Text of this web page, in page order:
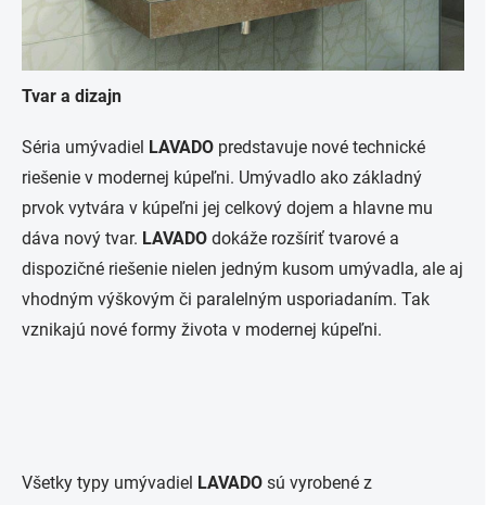
Tvar a dizajn
Séria umývadiel LAVADO predstavuje nové technické
riešenie v modernej kúpeľni. Umývadlo ako základný
prvok vytvára v kúpeľni jej celkový dojem a hlavne mu
dáva nový tvar. LAVADO dokáže rozšíriť tvarové a
dispozičné riešenie nielen jedným kusom umývadla, ale aj
vhodným výškovým či paralelným usporiadaním. Tak
vznikajú nové formy života v modernej kúpeľni.
Všetky typy umývadiel LAVADO sú vyrobené z